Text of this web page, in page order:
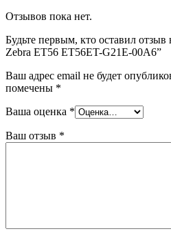
Отзывов пока нет.
Будьте первым, кто оставил
Zebra ET56 ET56ET-G21E-00A6”
Ваш адрес email не будет
помечены *
Ваша оценка *
Ваш отзыв *